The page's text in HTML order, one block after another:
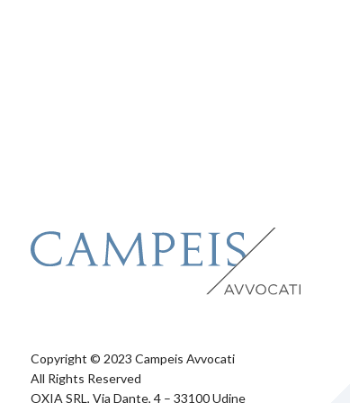
Copyright © 2023 Campeis Avvocati
All Rights Reserved
OXIA SRL, Via Dante, 4 – 33100 Udine